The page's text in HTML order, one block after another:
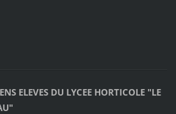
ELEVES DU LYCEE HORTICOLE "LE